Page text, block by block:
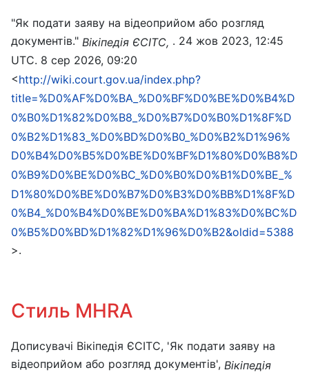
"Як подати заяву на відеоприйом або розгляд
документів." Вікіпедія ЄСІТС, . 24 жов 2023, 12:45
UTC. 8 сер 2026, 09:20
<http://wiki.court.gov.ua/index.php?
title=%D0%AF%D0%BA_%D0%BF%D0%BE%D0%B4%D
0%B0%D1%82%D0%B8_%D0%B7%D0%B0%D1%8F%D
0%B2%D1%83_%D0%BD%D0%B0_%D0%B2%D1%96%
D0%B4%D0%B5%D0%BE%D0%BF%D1%80%D0%B8%D
0%B9%D0%BE%D0%BC_%D0%B0%D0%B1%D0%BE_%
D1%80%D0%BE%D0%B7%D0%B3%D0%BB%D1%8F%D
0%B4_%D0%B4%D0%BE%D0%BA%D1%83%D0%BC%D
0%B5%D0%BD%D1%82%D1%96%D0%B2&oldid=5388
>.
Стиль MHRA
Дописувачі Вікіпедія ЄСІТС, 'Як подати заяву на
відеоприйом або розгляд документів', Вікіпедія